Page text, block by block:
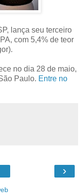
lança seu terceiro
com 5,4% de teor
no dia 28 de maio,
Paulo. Entre no
›